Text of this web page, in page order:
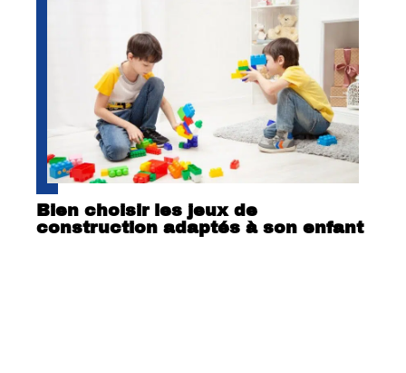
Bien choisir les jeux de
construction adaptés à son enfant